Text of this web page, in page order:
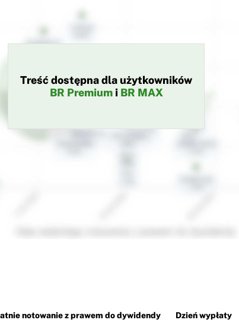
Treść dostępna dla użytkowników
BR Premiumi BR MAX
notowanie z prawem do dywidendy Dzień wypłaty